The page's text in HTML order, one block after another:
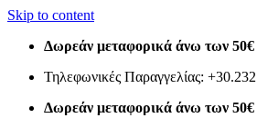
Skip to content
Δωρεάν μεταφορικά άνω των
Τηλεφωνικές Παραγγελίας:
Δωρεάν μεταφορικά άνω των